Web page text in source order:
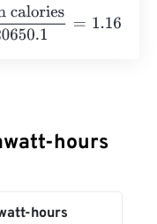
860420650.1 =
hours
hours